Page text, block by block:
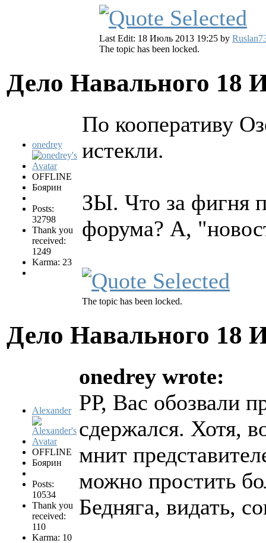
Last Edit: 18 Июль 2013 19:25 by
The topic has been locked.
Дело Навального 18
onedrey
OFFLINE
Боярин
Posts:
32798
Thank you
received:
1249
Karma: 23
По кооперативу
истекли.
ЗЫ. Что за фигня
форума? А,
The topic has been locked.
Дело Навального 18
Alexander
OFFLINE
Боярин
Posts:
10534
Thank you
received:
110
Karma: 10
onedrey wrote:
РР, Вас обозвали
сдержался. Хотя,
мнит
можно простить
Бедняга, видать,